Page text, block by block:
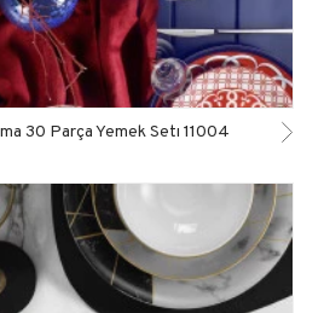
30 Parça Yemek Setı 11004